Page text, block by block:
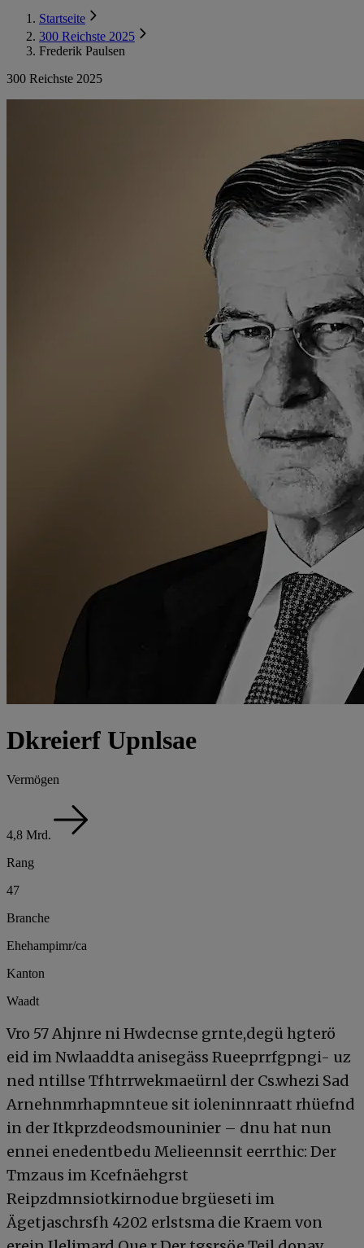
Startseite
300 Reichste 2025
Frederik Paulsen
300 Reichste 2025
Dkreierf Upnlsae
Vermögen
4,8 Mrd.
Rang
47
Branche
Ehehampimr/ca
Kanton
Waadt
Vro 57 Ahjnre ni Hwdecnse grnte,degü hgterö
eid im Nwlaaddta anisegäss Rueeprrfgpngi- uz
ned ntillse Tfhtrrwekmaeürnl der Cs.whezi Sad
Arnehnmrhapmnteue sit ioleninnraatt rhüefnd
in der Itkprzdeodsmouninier – dnu hat nun
ennei enedentbedu Melieennsit eerrthic: Der
Tmzaus im Kcefnäehgrst
Reipzdmnsiotkirnodue brgüeseti im
Ägetjaschrsfh 4202 erlstsma die Kraem von